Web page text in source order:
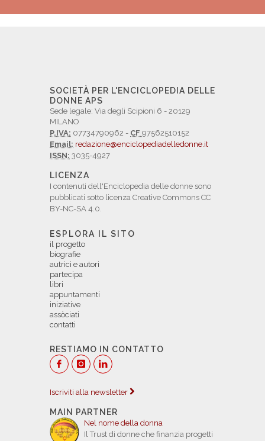
SOCIETÀ PER L'ENCICLOPEDIA DELLE
DONNE APS
Sede legale: Via degli Scipioni 6 - 20129
MILANO
P.IVA: 07734790962 - CF 97562510152
Email: redazione@enciclopediadelledonne.it
ISSN: 3035-4927
LICENZA
I contenuti dell'Enciclopedia delle donne sono
pubblicati sotto licenza Creative Commons CC
BY-NC-SA 4.0.
ESPLORA IL SITO
il progetto
biografie
autrici e autori
partecipa
libri
appuntamenti
iniziative
assòciati
contatti
RESTIAMO IN CONTATTO
Iscriviti alla newsletter
MAIN PARTNER
Nel nome della donna
Il Trust di donne che finanzia progetti